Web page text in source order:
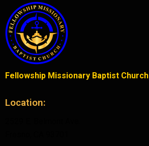
Fellowship Missionary Baptist Church
Location: